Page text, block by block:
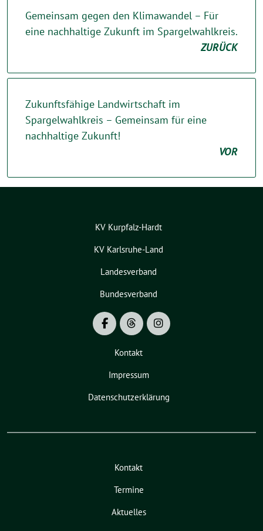
Gemeinsam gegen den Klimawandel – Für
eine nachhaltige Zukunft im Spargelwahlkreis.
ZURÜCK
Zukunftsfähige Landwirtschaft im
Spargelwahlkreis – Gemeinsam für eine
nachhaltige Zukunft!
VOR
KV Kurpfalz-Hardt
KV Karlsruhe-Land
Landesverband
Bundesverband
Kontakt
Impressum
Datenschutzerklärung
Kontakt
Termine
Aktuelles